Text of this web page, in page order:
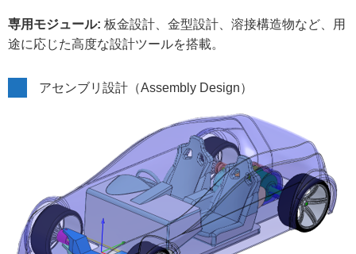
専用モジュール: 板金設計、金型設計、溶接構造物など、用
途に応じた高度な設計ツールを搭載。
アセンブリ設計（Assembly Design）